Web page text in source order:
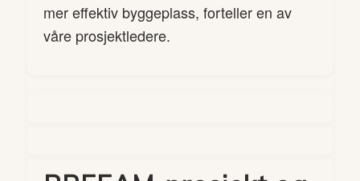
mer effektiv byggeplass, forteller en av
våre prosjektledere.